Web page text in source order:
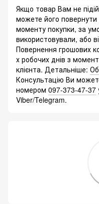
Якщо товар Вам не
можете його повернути
моменту покупки, за
використовували, або
Повернення грошових
х робочих днів з
клієнта. Детальніше:
Консультацію Ви
номером 097-373-47-37
Viber/Telegram.